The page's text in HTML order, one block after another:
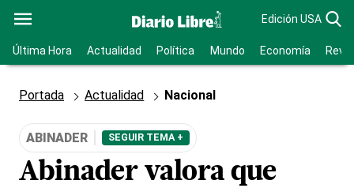
Edición USA
Última Hora Actualidad Política Mundo Economía
Portada Actualidad Nacional
ABINADER SEGUIR TEMA +
Abinader valora que